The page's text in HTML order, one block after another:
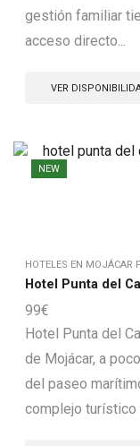
gestión familiar
acceso directo...
VER
NEW
HOTELES EN MOJÁCAR
Hotel Punta del
99€
Hotel Punta del
de Mojácar, a
del paseo
complejo turístico